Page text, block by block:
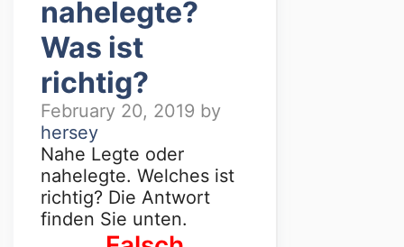
nahelegte?
Was ist
richtig?
February 20, 2019 by
hersey
Nahe Legte oder
nahelegte. Welches ist
richtig? Die Antwort
finden Sie unten.